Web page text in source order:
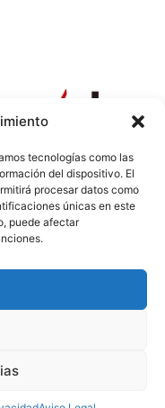
tecnologías como las
del dispositivo. El
procesar datos como
únicas en este
puede afectar
de Cookies|Aviso
Tarifes de Publicitat